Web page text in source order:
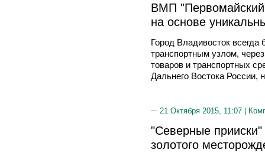
ВМП
на основе
Город Владивосток
транспортным узлом,
товаров и транспортных
Дальнего Востока России,
21 Октября 2015, 11:07 |
"Северные прииски"
золотого